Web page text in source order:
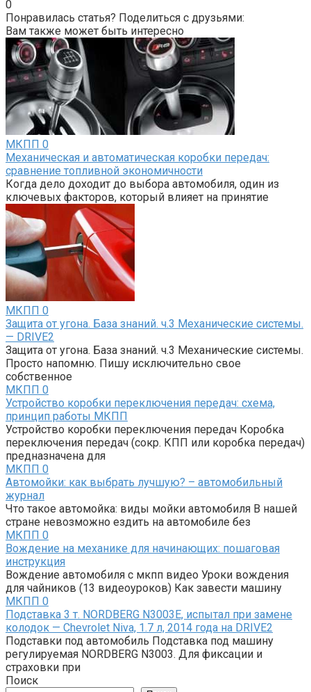
0
Понравилась статья? Поделиться с друзьями:
Вам также может быть интересно
МКПП 0
Механическая и автоматическая коробки передач:
сравнение топливной экономичности
Когда дело доходит до выбора автомобиля, один из
ключевых факторов, который влияет на принятие
МКПП 0
Защита от угона. База знаний. ч.3 Механические системы.
— DRIVE2
Защита от угона. База знаний. ч.3 Механические системы.
Просто напомню. Пишу исключительно свое
собственное
МКПП 0
Устройство коробки переключения передач: схема,
принцип работы МКПП
Устройство коробки переключения передач Коробка
переключения передач (сокр. КПП или коробка передач)
предназначена для
МКПП 0
Автомойки: как выбрать лучшую? – автомобильный
журнал
Что такое автомойка: виды мойки автомобиля В нашей
стране невозможно ездить на автомобиле без
МКПП 0
Вождение на механике для начинающих: пошаговая
инструкция
Вождение автомобиля с мкпп видео Уроки вождения
для чайников (13 видеоуроков) Как завести машину
МКПП 0
Подставка 3 т. NORDBERG N3003E, испытал при замене
колодок — Chevrolet Niva, 1.7 л, 2014 года на DRIVE2
Подставки под автомобиль Подставка под машину
регулируемая NORDBERG N3003. Для фиксации и
страховки при
Поиск